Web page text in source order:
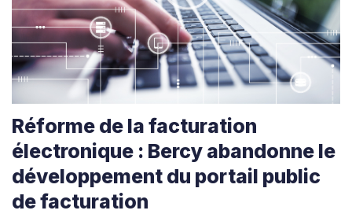
Réforme de la facturation
électronique : Bercy abandonne le
développement du portail public
de facturation